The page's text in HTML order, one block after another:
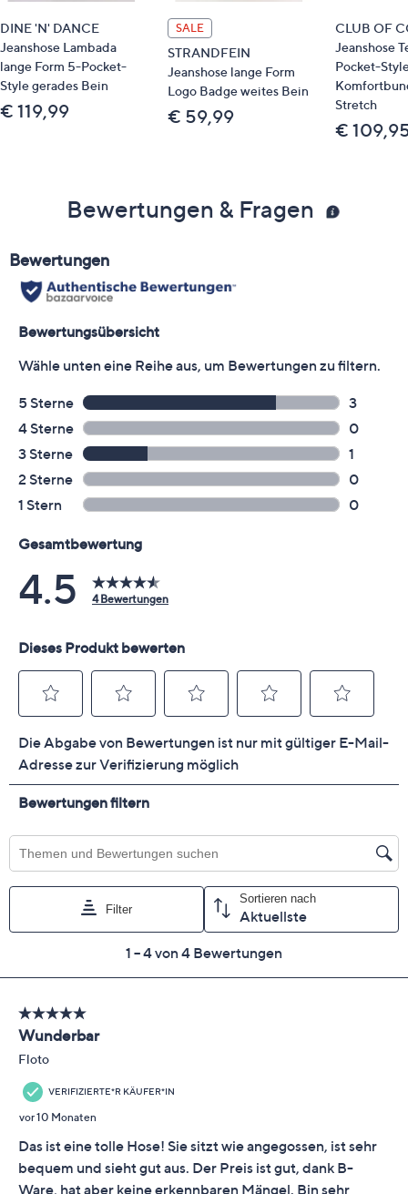
DINE 'N' DANCE
Jeanshose Lambada
lange Form 5-Pocket-
Style gerades Bein
€ 119,99
SALE
STRANDFEIN
Jeanshose lange Form
Logo Badge weites Bein
€ 59,99
CLUB OF
Jeanshose
Pocket-
Stretch
€
Bewertungen & Fragen